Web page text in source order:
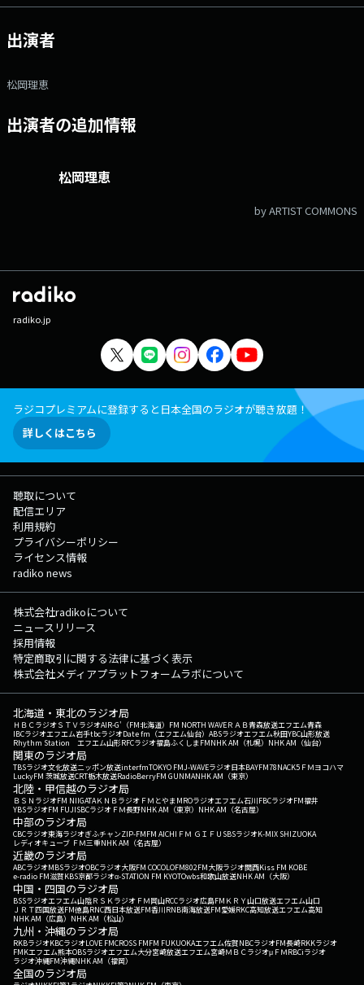
出演者
松岡理恵
出演者の追加情報
松岡理恵
by ARTIST COMMONS
radiko.jp
ラジコプレミアムに登録すると日本全国のラジオが聴き放題！
詳しくはこちら
聴取について
配信エリア
利用規約
プライバシーポリシー
ライセンス情報
radiko news
株式会社radikoについて
ニュースリリース
採用情報
特定商取引に関する法律に基づく表示
株式会社メディアプラットフォームラボについて
北海道・東北のラジオ局
ＨＢＣラジオＳＴＶラジオAIR-G'（FM北海道） FM NORTH WAVEＲＡＢ青森放送エフエム青森
IBCラジオエフエム岩手tbcラジオDate fm（エフエム仙台） ABSラジオエフエム秋田YBC山形放送
Rhythm Station エフエム山形RFCラジオ福島ふくしまFMNHK AM（札幌） NHK AM（仙台）
関東のラジオ局
TBSラジオ文化放送ニッポン放送interfmTOKYO FMJ-WAVEラジオ日本BAYFM78NACK5 ＦＭヨコハマ
LuckyFM 茨城放送CRT栃木放送RadioBerryFM GUNMANHK AM（東京）
北陸・甲信越のラジオ局
ＢＳＮラジオFM NIIGATAＫＮＢラジオ ＦＭとやまMROラジオエフエム石川FBCラジオFM福井
YBSラジオFM FUJISBCラジオ ＦＭ長野NHK AM（東京） NHK AM（名古屋）
中部のラジオ局
CBCラジオ東海ラジオぎふチャンZIP-FMFM AICHI ＦＭ ＧＩＦＵ SBSラジオK-MIX SHIZUOKA
レディオキューブ ＦＭ三重NHK AM（名古屋）
近畿のラジオ局
ABCラジオMBSラジオOBCラジオ大阪FM COCOLOFM802FM大阪ラジオ関西Kiss FM KOBE
e-radio FM滋賀KBS京都ラジオα-STATION FM KYOTOwbs和歌山放送NHK AM（大阪）
中国・四国のラジオ局
BSSラジオエフエム山陰ＲＳＫラジオ ＦＭ岡山RCCラジオ広島FM ＫＲＹ山口放送エフエム山口
ＪＲＴ四国放送FM徳島RNC西日本放送FM香川RNB南海放送FM愛媛RKC高知放送エフエム高知
NHK AM（広島） NHK AM（松山）
九州・沖縄のラジオ局
RKBラジオKBCラジオLOVE FMCROSS FMFM FUKUOKAエフエム佐賀NBCラジオFM長崎RKKラジオ
FMKエフエム熊本OBSラジオエフエム大分宮崎放送エフエム宮崎ＭＢＣラジオμＦＭRBCiラジオ
ラジオ沖縄FM沖縄NHK AM（福岡）
全国のラジオ局